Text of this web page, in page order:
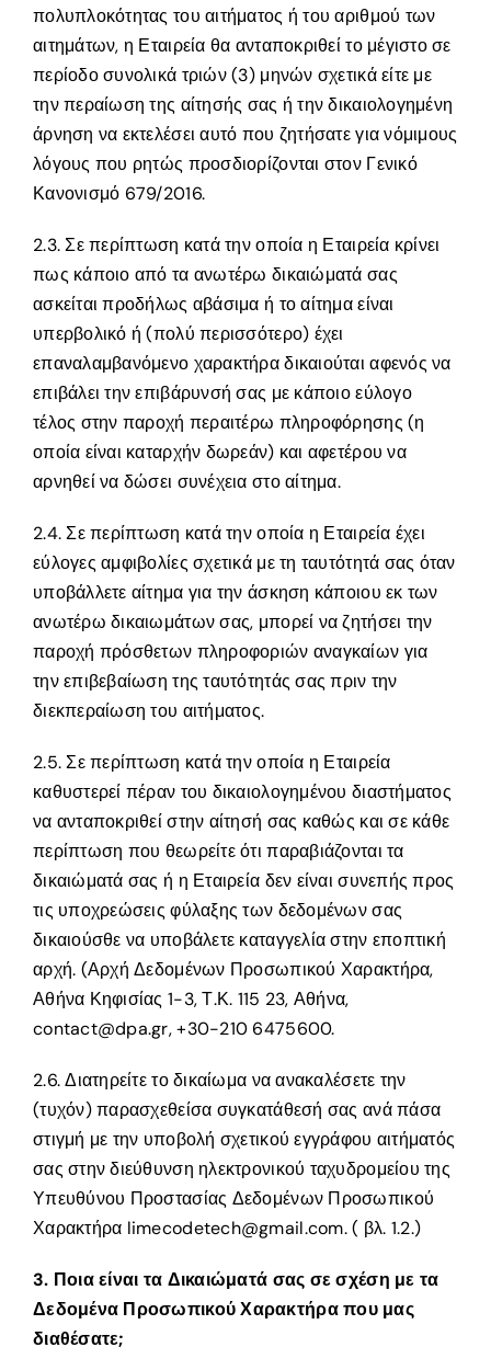
πολυπλοκότητας του αιτήματος ή του αριθμού των
αιτημάτων, η Εταιρεία θα ανταποκριθεί το μέγιστο σε
περίοδο συνολικά τριών (3) μηνών σχετικά είτε με
την περαίωση της αίτησής σας ή την δικαιολογημένη
άρνηση να εκτελέσει αυτό που ζητήσατε για νόμιμους
λόγους που ρητώς προσδιορίζονται στον Γενικό
Κανονισμό 679/2016.
2.3. Σε περίπτωση κατά την οποία η Εταιρεία κρίνει
πως κάποιο από τα ανωτέρω δικαιώματά σας
ασκείται προδήλως αβάσιμα ή το αίτημα είναι
υπερβολικό ή (πολύ περισσότερο) έχει
επαναλαμβανόμενο χαρακτήρα δικαιούται αφενός να
επιβάλει την επιβάρυνσή σας με κάποιο εύλογο
τέλος στην παροχή περαιτέρω πληροφόρησης (η
οποία είναι καταρχήν δωρεάν) και αφετέρου να
αρνηθεί να δώσει συνέχεια στο αίτημα.
2.4. Σε περίπτωση κατά την οποία η Εταιρεία έχει
εύλογες αμφιβολίες σχετικά με τη ταυτότητά σας όταν
υποβάλλετε αίτημα για την άσκηση κάποιου εκ των
ανωτέρω δικαιωμάτων σας, μπορεί να ζητήσει την
παροχή πρόσθετων πληροφοριών αναγκαίων για
την επιβεβαίωση της ταυτότητάς σας πριν την
διεκπεραίωση του αιτήματος.
2.5. Σε περίπτωση κατά την οποία η Εταιρεία
καθυστερεί πέραν του δικαιολογημένου διαστήματος
να ανταποκριθεί στην αίτησή σας καθώς και σε κάθε
περίπτωση που θεωρείτε ότι παραβιάζονται τα
δικαιώματά σας ή η Εταιρεία δεν είναι συνεπής προς
τις υποχρεώσεις φύλαξης των δεδομένων σας
δικαιούσθε να υποβάλετε καταγγελία στην εποπτική
αρχή. (Αρχή Δεδομένων Προσωπικού Χαρακτήρα,
Αθήνα Κηφισίας 1-3, Τ.Κ. 115 23, Αθήνα,
contact@dpa.gr, +30-210 6475600.
2.6. Διατηρείτε το δικαίωμα να ανακαλέσετε την
(τυχόν) παρασχεθείσα συγκατάθεσή σας ανά πάσα
στιγμή με την υποβολή σχετικού εγγράφου αιτήματός
σας στην διεύθυνση ηλεκτρονικού ταχυδρομείου της
Υπευθύνου Προστασίας Δεδομένων Προσωπικού
Χαρακτήρα limecodetech@gmail.com. ( βλ. 1.2.)
3. Ποια είναι τα Δικαιώματά σας σε σχέση με τα
Δεδομένα Προσωπικού Χαρακτήρα που μας
διαθέσατε;